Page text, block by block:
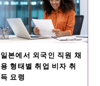
일본에서 외국인 직원 채
용 형태별 취업 비자 취
득 요령